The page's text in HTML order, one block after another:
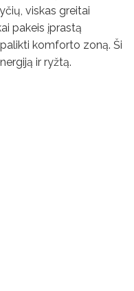
viskas greitai
pakeis įprastą
komforto zoną. Ši
ir ryžtą.